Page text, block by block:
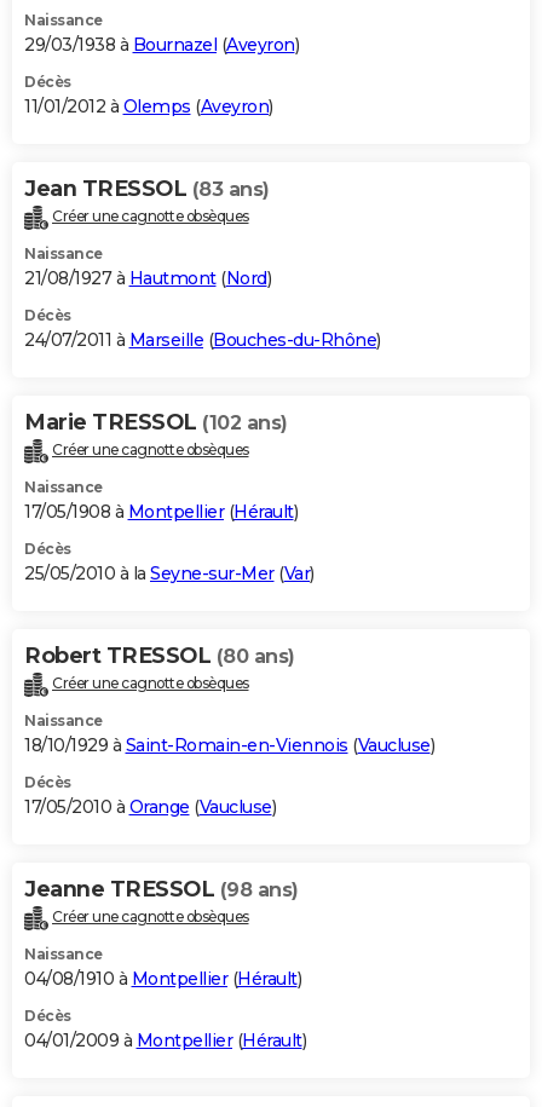
Naissance
29/03/1938 à Bournazel (Aveyron)
Décès
11/01/2012 à Olemps (Aveyron)
Jean TRESSOL (83 ans)
Créer une cagnotte obsèques
Naissance
21/08/1927 à Hautmont(Nord)
Décès
24/07/2011 à Marseille (Bouches-du-Rhône)
Marie TRESSOL (102 ans)
Créer une cagnotte obsèques
Naissance
17/05/1908 à Montpellier(Hérault)
Décès
25/05/2010 à la Seyne-sur-Mer(Var)
Robert TRESSOL (80 ans)
Créer une cagnotte obsèques
Naissance
18/10/1929 à Saint-Romain-en-Viennois (Vaucluse)
Décès
17/05/2010 à Orange (Vaucluse)
Jeanne TRESSOL (98 ans)
Créer une cagnotte obsèques
Naissance
04/08/1910 à Montpellier(Hérault)
Décès
04/01/2009 à Montpellier(Hérault)